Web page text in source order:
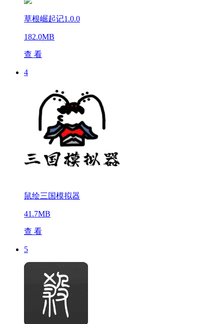
草根崛起记1.0.0
182.0MB
查 看
4
鼠绘三国模拟器
41.7MB
查 看
5